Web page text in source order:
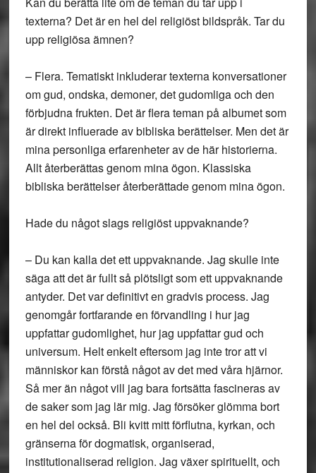
texterna? Det är en hel del religiöst bildspråk. Tar du
upp religiösa ämnen?
– Flera. Tematiskt inkluderar texterna konversationer
om gud, ondska, demoner, det gudomliga och den
förbjudna frukten. Det är flera teman på albumet som
är direkt influerade av bibliska berättelser. Men det är
mina personliga erfarenheter av de här historierna.
Allt återberättas genom mina ögon. Klassiska
bibliska berättelser återberättade genom mina ögon.
Hade du något slags religiöst uppvaknande?
– Du kan kalla det ett uppvaknande. Jag skulle inte
säga att det är fullt så plötsligt som ett uppvaknande
antyder. Det var definitivt en gradvis process. Jag
genomgår fortfarande en förvandling i hur jag
uppfattar gudomlighet, hur jag uppfattar gud och
universum. Helt enkelt eftersom jag inte tror att vi
människor kan förstå något av det med våra hjärnor.
Så mer än något vill jag bara fortsätta fascineras av
de saker som jag lär mig. Jag försöker glömma bort
en hel del också. Bli kvitt mitt förflutna, kyrkan, och
gränserna för dogmatisk, organiserad,
institutionaliserad religion. Jag växer spirituellt, och